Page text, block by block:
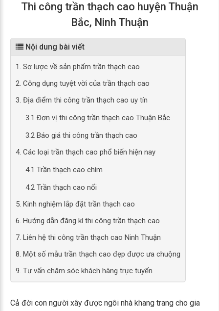
Thi công trần thạch cao huyện Thuận
Bắc, Ninh Thuận
Nội dung bài viết
1. Sơ lược về sản phẩm trần thạch cao
2. Công dụng tuyệt vời của trần thạch cao
3. Địa điểm thi công trần thạch cao uy tín
3.1 Đơn vị thi công trần thạch cao Thuận Bắc
3.2 Báo giá thi công trần thạch cao
4. Các loại trần thạch cao phổ biến hiện nay
4.1 Trần thạch cao chìm
4.2 Trần thạch cao nổi
5. Kinh nghiệm lắp đặt trần thạch cao
6. Hướng dẫn đăng kí thi công trần thạch cao
7. Liên hệ thi công trần thạch cao Ninh Thuận
8. Một số mẫu trần thạch cao đẹp được ưa chuộng
9. Tư vấn chăm sóc khách hàng trực tuyến
Cả đời con người xây được ngôi nhà khang trang cho gia